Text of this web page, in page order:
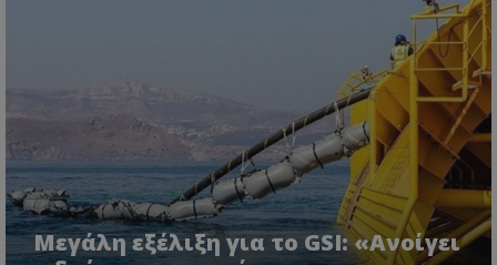
Μεγάλη εξέλιξη για το GSI: «Ανοίγει